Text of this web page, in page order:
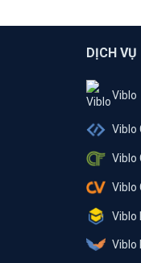
DỊCH VỤ
Viblo
Viblo
Viblo
Viblo
Viblo
Viblo